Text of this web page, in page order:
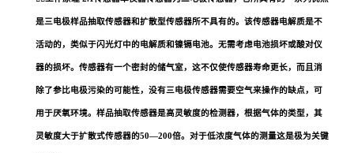
是三电极样品抽取传感器和扩散型传感器所不具有的。该传感器电解质是不
活动的，类似于闪光灯中的电解质和镍镉电池。无需考虑电池损坏或酸对仪
器的损坏。传感器有一个密封的储气室，这不仅使传感器寿命更长，而且消
除了参比电极污染的可能性，没有三电极传感器需要空气来操作的缺点，可
用于厌氧环境。样品抽取传感器是高灵敏度的检测器，根据气体的类型，其
灵敏度大于扩散式传感器的50—200倍。对于低浓度气体的测量这是极为关键